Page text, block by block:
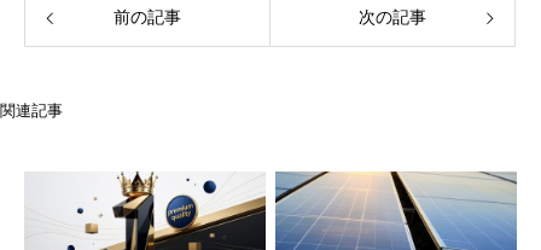
前の記事 次の記事
関連記事